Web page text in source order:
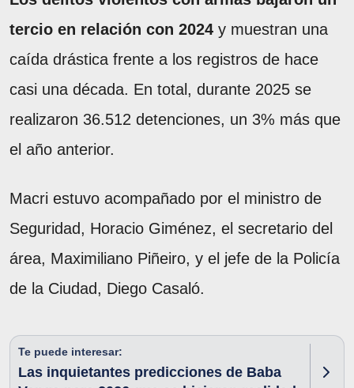
tercio en relación con 2024 y muestran una
caída drástica frente a los registros de hace
casi una década. En total, durante 2025 se
realizaron 36.512 detenciones, un 3% más que
el año anterior.
Macri estuvo acompañado por el ministro de
Seguridad, Horacio Giménez, el secretario del
área, Maximiliano Piñeiro, y el jefe de la Policía
de la Ciudad, Diego Casaló.
Te puede interesar:
Las inquietantes predicciones de Baba